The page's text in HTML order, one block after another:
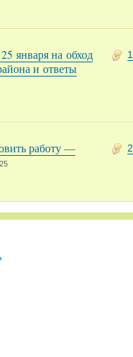
1
января на обход
и ответы
2
работу —